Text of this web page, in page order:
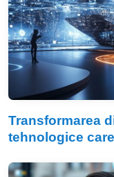
Transformarea
tehnologice